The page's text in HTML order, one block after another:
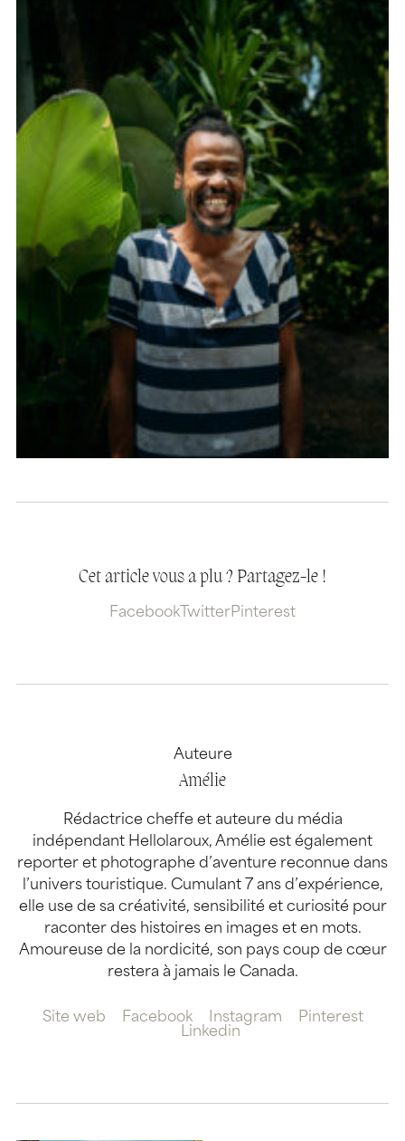
Cet article vous a plu ? Partagez-le !
Facebook TwitterPinterest
Auteure
Amélie
Rédactrice cheffe et auteure du média
indépendant Hellolaroux, Amélie est également
reporter et photographe d’aventure reconnue dans
l’univers touristique. Cumulant 7 ans d’expérience,
elle use de sa créativité, sensibilité et curiosité pour
raconter des histoires en images et en mots.
Amoureuse de la nordicité, son pays coup de cœur
restera à jamais le Canada.
Site web Facebook Instagram
Pinterest
Linkedin